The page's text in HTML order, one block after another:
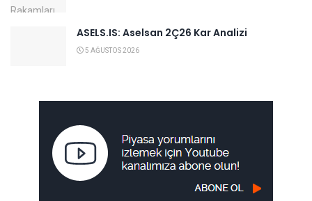
ASELS.IS: Aselsan 2Ç26 Kar Analizi
5 AĞUSTOS 2026